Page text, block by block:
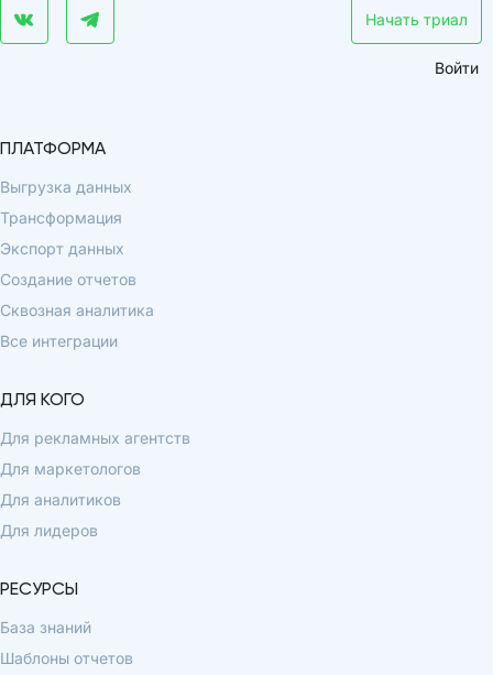
Начать триал
Войти
ПЛАТФОРМА
Выгрузка данных
Трансформация
Экспорт данных
Создание отчетов
Сквозная аналитика
Все интеграции
ДЛЯ КОГО
Для рекламных агентств
Для маркетологов
Для аналитиков
Для лидеров
РЕСУРСЫ
База знаний
Шаблоны отчетов